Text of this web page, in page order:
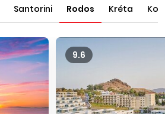
Santorini Rodos Kréta
9.6